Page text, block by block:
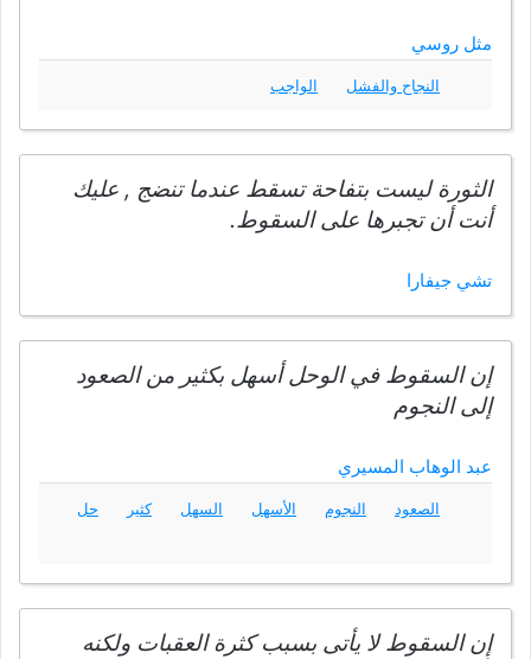
مثل روسي
النجاح والفشل الواجب
الثورة ليست بتفاحة تسقط عندما تنضج , عليك
أنت أن تجبرها على السقوط.
تشي جيفارا
إن السقوط في الوحل أسهل بكثير من الصعود
إلى النجوم
عبد الوهاب المسيري
الصعود النجوم الأسهل السهل كثير حل
إن السقوط لا يأتى بسبب كثرة العقبات ولكنه